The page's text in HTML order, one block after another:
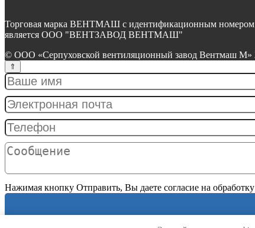
Торговая марка ВЕНТМАШ с идентификационным номером
является ООО "ВЕНТЗАВОД ВЕНТМАШ"
© ООО «Серпуховской вентиляционный завод Вентмаш М»
Нажимая кнопку Отправить, Вы даете согласие на